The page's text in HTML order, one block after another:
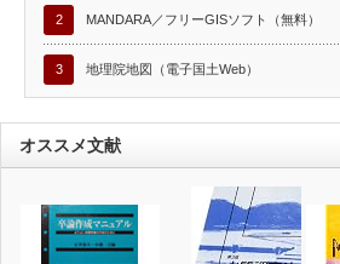
2 MANDARA／フリーGISソフト（無料）
3 地理院地図（電子国土Web）
オススメ文献